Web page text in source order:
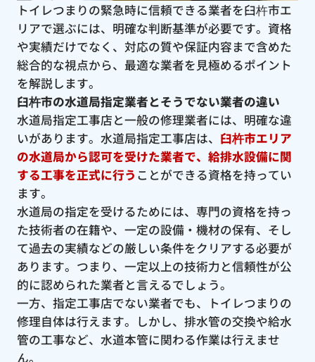
トイレつまりの緊急時に信頼できる業者を臼杵市エ
リアで選ぶには、明確な判断基準が必要です。資格
や実績だけでなく、対応の質や保証内容まで含めた
総合的な視点から、最適な業者を見極めるポイント
を解説します。
臼杵市の水道局指定業者とそうでない業者の違い
水道局指定工事店と一般の修理業者には、明確な違
いがあります。水道局指定工事店は、 臼杵市エリア
の水道局から認可を受けた業者で、給排水設備に関
する工事を正式に行う ことができる資格を持ってい
ます。
水道局の指定を受けるためには、専門の資格を持っ
た技術者の在籍や、一定の設備・機材の保有、そし
て過去の実績などの厳しい条件をクリアする必要が
あります。つまり、一定以上の技術力と信頼性が公
的に認められた業者と言えるでしょう。
一方、指定工事店でない業者でも、トイレつまりの
修理自体は行えます。しかし、排水管の交換や給水
管の工事など、水道本管に関わる作業は行えませ
ん。